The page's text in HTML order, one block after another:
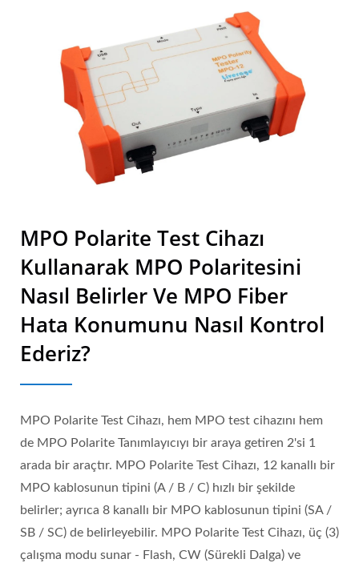
Altyapılarında Optik Verici
Nasıl Test Edilir?
MPO Polarite Test Cihazı
Kullanarak MPO Polaritesini
Nasıl Belirler Ve MPO Fiber
Hata Konumunu Nasıl Kontrol
Ederiz?
MPO Polarite Test Cihazı, hem MPO test cihazını hem
de MPO Polarite Tanımlayıcıyı bir araya getiren 2'si 1
arada bir araçtır. MPO Polarite Test Cihazı, 12 kanallı bir
MPO kablosunun tipini (A / B / C) hızlı bir şekilde
belirler; ayrıca 8 kanallı bir MPO kablosunun tipini (SA /
SB / SC) de belirleyebilir. MPO Polarite Test Cihazı, üç (3)
çalışma modu sunar - Flash, CW (Sürekli Dalga) ve